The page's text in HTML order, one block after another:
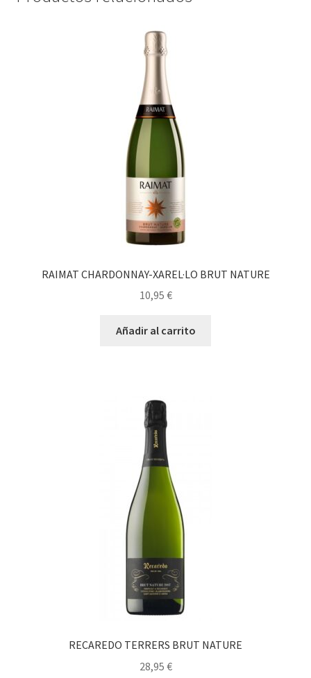
RAIMAT CHARDONNAY-XAREL·LO BRUT NATURE
10,95 €
Añadir al carrito
RECAREDO TERRERS BRUT NATURE
28,95 €